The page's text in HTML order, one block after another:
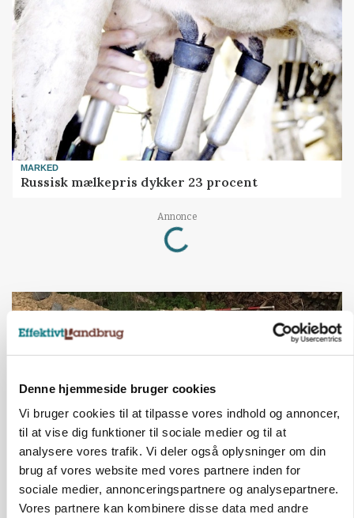
Denne hjemmeside bruger cookies
Vi bruger cookies til at tilpasse vores indhold og annoncer,
til at vise dig funktioner til sociale medier og til at
analysere vores trafik. Vi deler også oplysninger om din
brug af vores website med vores partnere inden for
sociale medier, annonceringspartnere og analysepartnere.
Vores partnere kan kombinere disse data med andre
MARKED
Russisk mælkepris dykker 23 procent
Annonce
Loading...
BUSINESS
Fra mark til mur: Byggeriet kan åbne nyt